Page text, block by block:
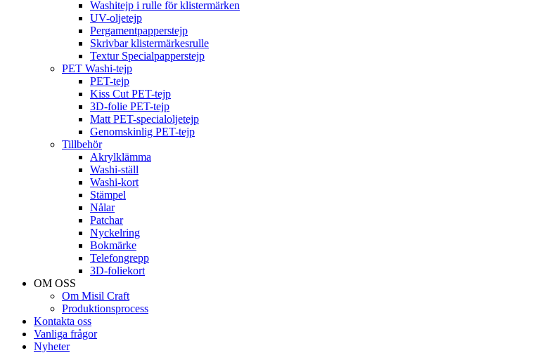
Washitejp i rulle för klistermärken
UV-oljetejp
Pergamentpapperstejp
Skrivbar klistermärkesrulle
Textur Specialpapperstejp
PET Washi-tejp
PET-tejp
Kiss Cut PET-tejp
3D-folie PET-tejp
Matt PET-specialoljetejp
Genomskinlig PET-tejp
Tillbehör
Akrylklämma
Washi-ställ
Washi-kort
Stämpel
Nålar
Patchar
Nyckelring
Bokmärke
Telefongrepp
3D-foliekort
OM OSS
Om Misil Craft
Produktionsprocess
Kontakta oss
Vanliga frågor
Nyheter